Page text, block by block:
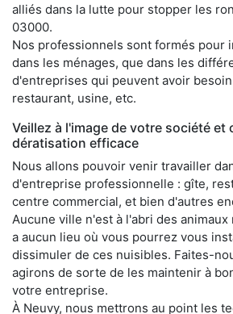
alliés dans la lutte pour stopper les
03000.
Nos professionnels sont formés pour
dans les ménages, que dans les
d'entreprises qui peuvent avoir
restaurant, usine, etc.
Veillez à l'image de votre société et
dératisation efficace
Nous allons pouvoir venir travailler
d'entreprise professionnelle : gîte,
centre commercial, et bien d'autres
Aucune ville n'est à l'abri des
a aucun lieu où vous pourrez vous
dissimuler de ces nuisibles. Faites-
agirons de sorte de les maintenir à
votre entreprise.
À Neuvy, nous mettrons au point les